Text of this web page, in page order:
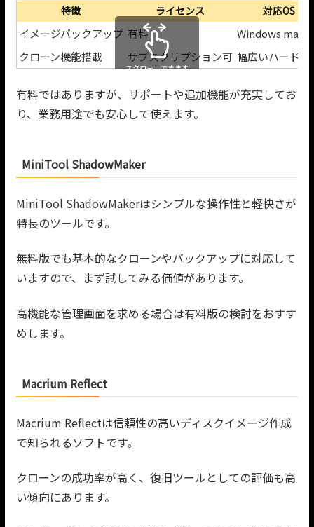
特徴 ライセンス 対応OS
イメージバックアップ 有料
Windows
クローン機能搭載
サブスクリプション可 幅広いハード対
スクロールできます
有料ではありますが、サポートや追加機能が充実してお
り、業務用途でも安心して使えます。
MiniTool ShadowMaker
MiniTool ShadowMakerはシンプルな操作性と軽快さが
特長のツールです。
無料版でも基本的なクローンやバックアップに対応して
いますので、まず試してみる価値があります。
高機能な管理画面を求める場合は有料版の検討をおすす
めします。
Macrium Reflect
Macrium Reflectは信頼性の高いディスクイメージ作成
で知られるソフトです。
クローンの成功率が高く、復旧ツールとしての評価も高
い傾向にあります。